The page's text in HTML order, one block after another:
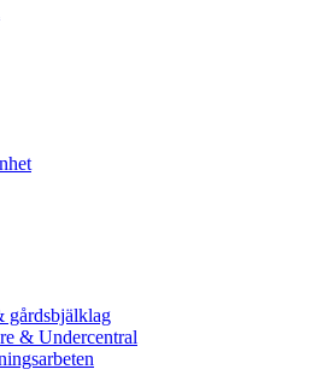
gårdsbjälklag
& Undercentral